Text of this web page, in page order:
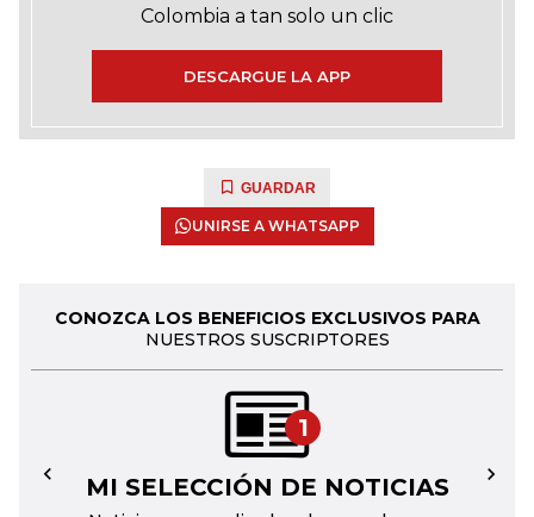
Colombia a tan solo un clic
DESCARGUE LA APP
GUARDAR
UNIRSE A WHATSAPP
CONOZCA LOS BENEFICIOS EXCLUSIVOS PARA
NUESTROS SUSCRIPTORES
1
MI SELECCIÓN DE NOTICIAS
← →